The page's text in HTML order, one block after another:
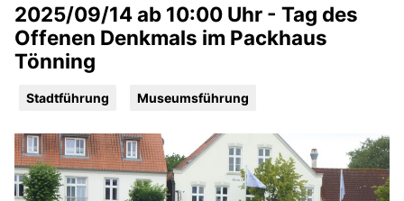
2025/09/14 ab 10:00 Uhr - Tag des
Offenen Denkmals im Packhaus
Tönning
Stadtführung Museumsführung